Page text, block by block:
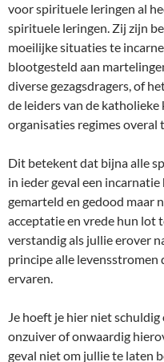
voor spirituele leringen al
spirituele leringen. Zij zijn
moeilijke situaties te
blootgesteld aan
diverse gezagsdragers, of
de leiders van de
organisaties regimes overal
Dit betekent dat bijna alle
in ieder geval een
gemarteld en gedood maar
acceptatie en vrede hun lot
verstandig als jullie erover
principe alle levensstromen
ervaren.
Je hoeft je hier niet
onzuiver of onwaardig
geval niet om jullie te laten